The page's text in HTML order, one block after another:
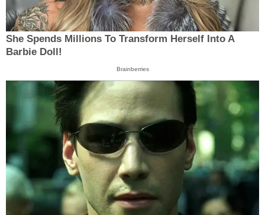
She Spends Millions To Transform Herself Into A
Barbie Doll!
Brainberries